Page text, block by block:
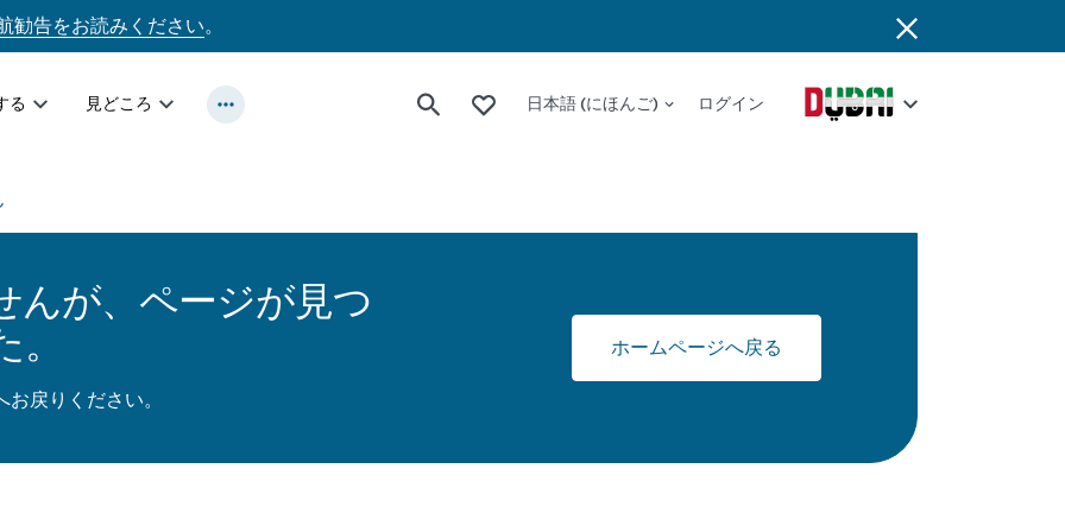
勧告をお読みください。
る 見どころ 日本語 (にほんご) ログイン
んが、ページが見つ
戻りください。
ホームページへ戻る